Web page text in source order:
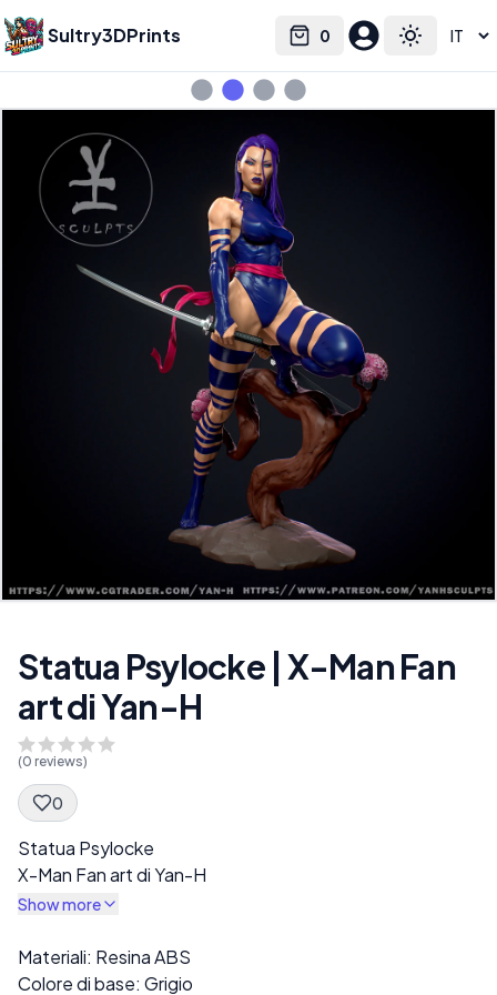
Sultry3DPrints 0
Cart Toggle
Select language
Statua Psylocke | X-Man Fan
art di Yan-H
(0 reviews)
0
Spec Description
Statua Psylocke
X-Man Fan art di Yan-H
Show more
Description
Materiali: Resina ABS
Colore di base: Grigio